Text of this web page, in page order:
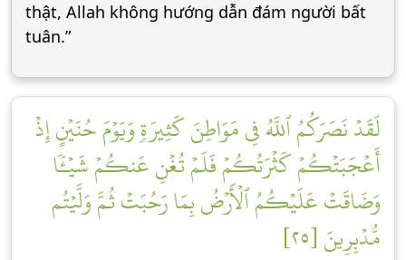
thật, Allah không hướng dẫn đám người bất
tuân.”
لَقَدۡ نَصَرَكُمُ ٱللَّهُ فِي مَوَاطِنَ كَثِيرَةٖ وَيَوۡمَ حُنَيۡنٍ إِذۡ
أَعۡجَبَتۡكُمۡ كَثۡرَتُكُمۡ فَلَمۡ تُغۡنِ عَنكُمۡ شَيۡـٔٗا
وَضَاقَتۡ عَلَيۡكُمُ ٱلۡأَرۡضُ بِمَا رَحُبَتۡ ثُمَّ وَلَّيۡتُم
مُّدۡبِرِينَ [٢٥]